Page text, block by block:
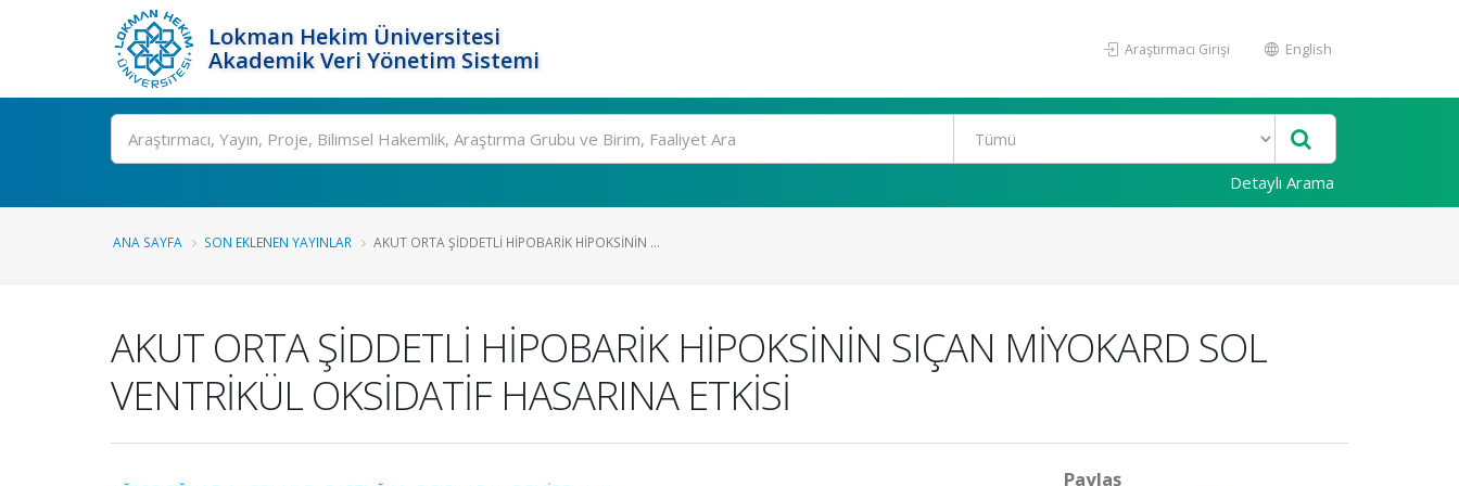
Lokman Hekim Üniversitesi
Akademik Veri Yönetim Sistemi
Araştırmacı Girişi English
Ara
Detaylı Arama
ANA SAYFA SON EKLENEN YAYINLAR AKUT ORTA ŞİDDETLİ HİPOBARİK HİPOKSİNİN ...
AKUT ORTA ŞİDDETLİ HİPOBARİK HİPOKSİNİN SIÇAN MİYOKARD SOL
VENTRİKÜL OKSİDATİF HASARINA ETKİSİ
Paylaş